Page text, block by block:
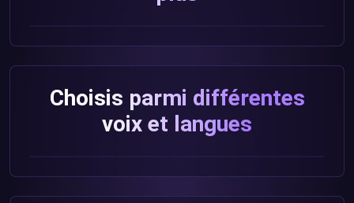
Choisis parmi différentes
voix et langues